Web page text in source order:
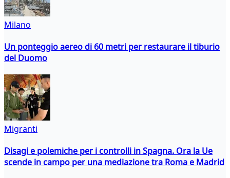
Milano
Un ponteggio aereo di 60 metri per restaurare il tiburio
del Duomo
Migranti
Disagi e polemiche per i controlli in Spagna. Ora la Ue
scende in campo per una mediazione tra Roma e Madrid